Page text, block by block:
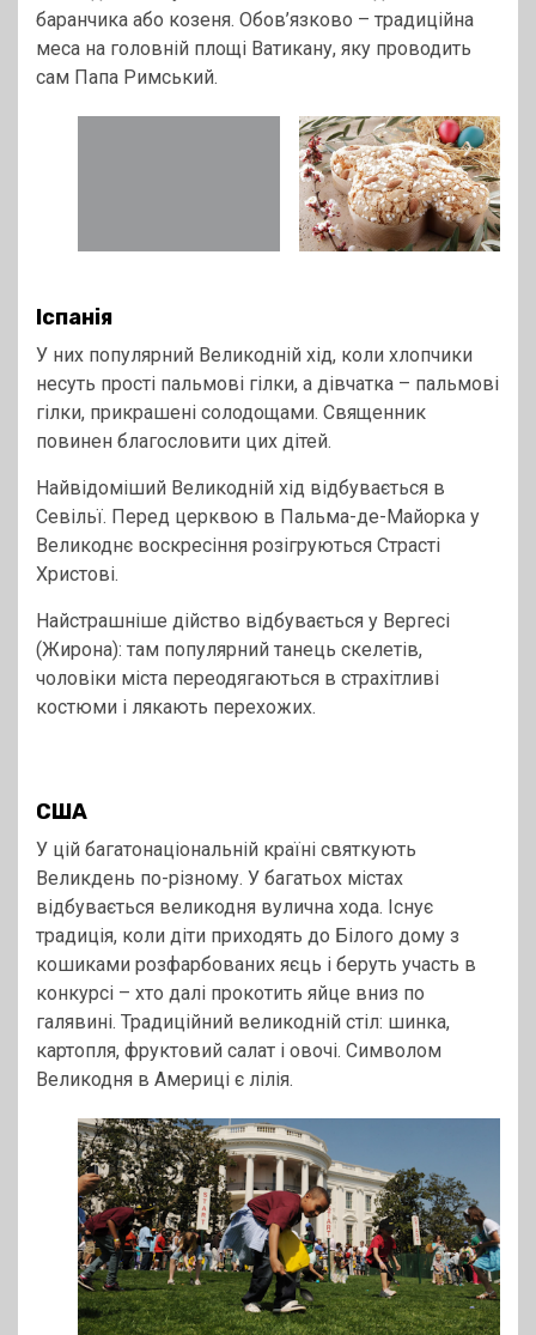
баранчика або козеня. Обов’язково – традиційна
меса на головній площі Ватикану, яку проводить
сам Папа Римський.
Іспанія
У них популярний Великодній хід, коли хлопчики
несуть прості пальмові гілки, а дівчатка – пальмові
гілки, прикрашені солодощами. Священник
повинен благословити цих дітей.
Найвідоміший Великодній хід відбувається в
Севільї. Перед церквою в Пальма-де-Майорка у
Великоднє воскресіння розігруються Страсті
Христові.
Найстрашніше дійство відбувається у Вергесі
(Жирона): там популярний танець скелетів,
чоловіки міста переодягаються в страхітливі
костюми і лякають перехожих.
США
У цій багатонаціональній країні святкують
Великдень по-різному. У багатьох містах
відбувається великодня вулична хода. Існує
традиція, коли діти приходять до Білого дому з
кошиками розфарбованих яєць і беруть участь в
конкурсі – хто далі прокотить яйце вниз по
галявині. Традиційний великодній стіл: шинка,
картопля, фруктовий салат і овочі. Символом
Великодня в Америці є лілія.